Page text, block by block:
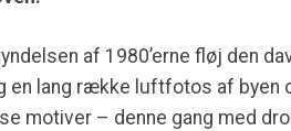
af 1980’erne fløj
en lang række luftfotos af byen
motiver – denne gang med